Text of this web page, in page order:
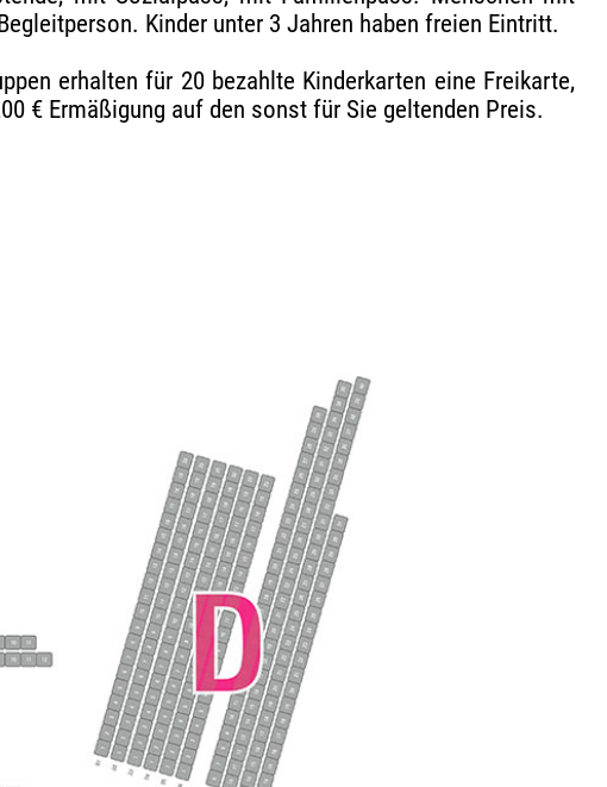
Kinder unter 3 Jahren haben freien Eintritt.
erhalten für 20 bezahlte Kinderkarten eine Freikarte,
€ Ermäßigung auf den sonst für Sie geltenden Preis.